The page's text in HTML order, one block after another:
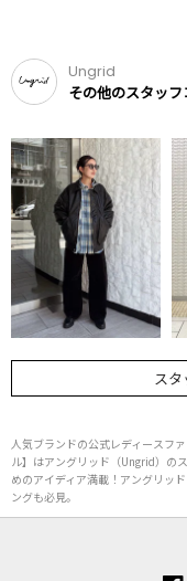
Ungrid
その他のスタッ
スタ
人気ブランドの公式レディースフ
ル】はアングリッド（Ungrid）の
めのアイディア満載！アングリッ
ングも必見。